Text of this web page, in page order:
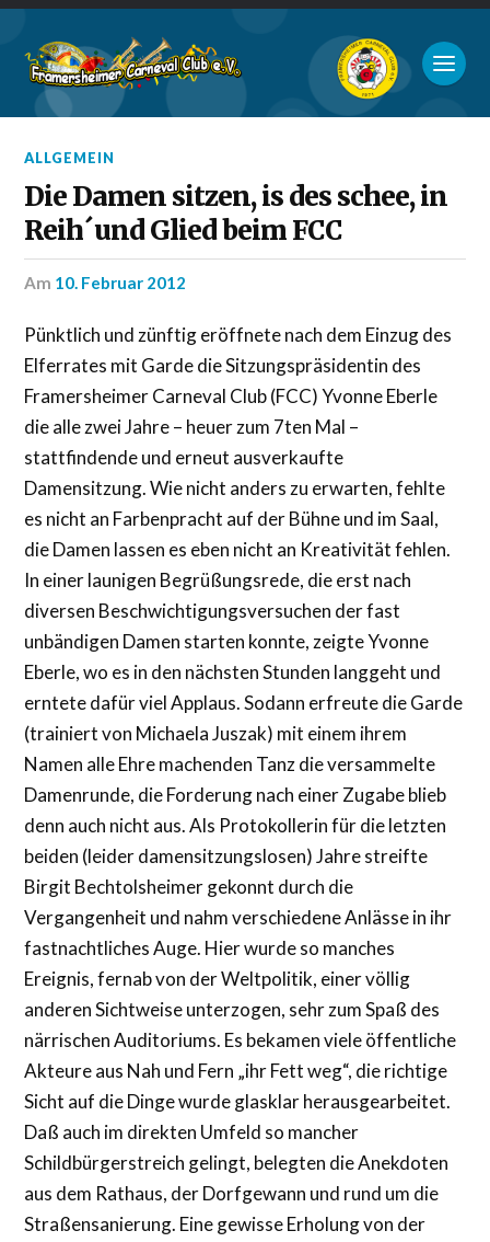
ALLGEMEIN
Die Damen sitzen, is des schee, in
Reih´und Glied beim FCC
am 10. Februar 2012
Pünktlich und zünftig eröffnete nach dem Einzug des
Elferrates mit Garde die Sitzungspräsidentin des
Framersheimer Carneval Club (FCC) Yvonne Eberle
die alle zwei Jahre – heuer zum 7ten Mal –
stattfindende und erneut ausverkaufte
Damensitzung. Wie nicht anders zu erwarten, fehlte
es nicht an Farbenpracht auf der Bühne und im Saal,
die Damen lassen es eben nicht an Kreativität fehlen.
In einer launigen Begrüßungsrede, die erst nach
diversen Beschwichtigungsversuchen der fast
unbändigen Damen starten konnte, zeigte Yvonne
Eberle, wo es in den nächsten Stunden langgeht und
erntete dafür viel Applaus. Sodann erfreute die Garde
(trainiert von Michaela Juszak) mit einem ihrem
Namen alle Ehre machenden Tanz die versammelte
Damenrunde, die Forderung nach einer Zugabe blieb
denn auch nicht aus. Als Protokollerin für die letzten
beiden (leider damensitzungslosen) Jahre streifte
Birgit Bechtolsheimer gekonnt durch die
Vergangenheit und nahm verschiedene Anlässe in ihr
fastnachtliches Auge. Hier wurde so manches
Ereignis, fernab von der Weltpolitik, einer völlig
anderen Sichtweise unterzogen, sehr zum Spaß des
närrischen Auditoriums. Es bekamen viele öffentliche
Akteure aus Nah und Fern „ihr Fett weg“, die richtige
Sicht auf die Dinge wurde glasklar herausgearbeitet.
Daß auch im direkten Umfeld so mancher
Schildbürgerstreich gelingt, belegten die Anekdoten
aus dem Rathaus, der Dorfgewann und rund um die
Straßensanierung. Eine gewisse Erholung von der